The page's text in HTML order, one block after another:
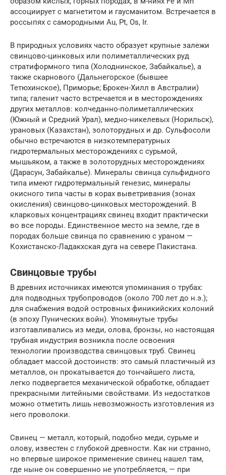
ассоциирует с магнетитом и гаусманитом. Встречается в
россыпях с самородными Au, Pt, Os, Ir.
В природных условиях часто образует крупные залежи
свинцово-цинковых или полиметаллических руд
стратиформного типа (Холоднинское, Забайкалье), а
также скарнового (Дальнегорское (бывшее
Тетюхинское), Приморье; Брокен-Хилл в Австралии)
типа; галенит часто встречается и в месторождениях
других металлов: колчеданно-полиметаллических
(Южный и Средний Урал), медно-никелевых (Норильск),
урановых (Казахстан), золоторудных и др. Сульфосоли
обычно встречаются в низкотемпературных
гидротермальных месторождениях с сурьмой,
мышьяком, а также в золоторудных месторождениях
(Дарасун, Забайкалье). Минералы свинца сульфидного
типа имеют гидротермальный генезис, минералы
окисного типа часты в корах выветривания (зонах
окисления) свинцово-цинковых месторождений. В
кларковых концентрациях свинец входит практически
во все породы. Единственное место на земле, где в
породах больше свинца по сравнению с ураном —
Кохистанско-Ладакхская дуга на севере Пакистана.
Свинцовые трубы
В древних источниках имеются упоминания о трубах:
для подводных трубопроводов (около 700 лет до н.э.);
для снабжения водой островных финикийских колоний
(в эпоху Пунических войн). Упомянутые трубы
изготавливались из меди, олова, бронзы, но настоящая
трубная индустрия возникла после освоения
технологии производства свинцовых труб. Свинец
обладает массой достоинств: это самый пластичный из
металлов, он прокатывается до тончайшего листа,
легко подвергается механической обработке, обладает
прекрасными литейными свойствами. Из недостатков
можно отметить лишь невозможность изготовления из
него проволоки.
Свинец — металл, который, подобно меди, сурьме и
олову, известен с глубокой древности. Как ни странно,
но впервые широкое применение свинец нашел там,
где ныне он совершенно не употребляется, — при